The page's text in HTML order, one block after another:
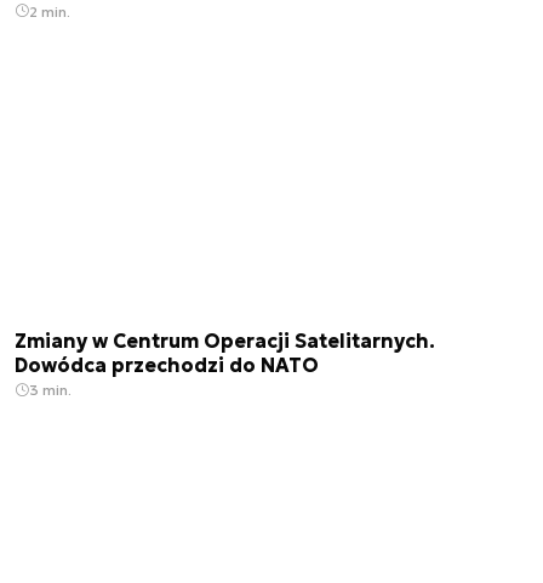
2 min.
Zmiany w Centrum Operacji Satelitarnych.
Dowódca przechodzi do NATO
3 min.